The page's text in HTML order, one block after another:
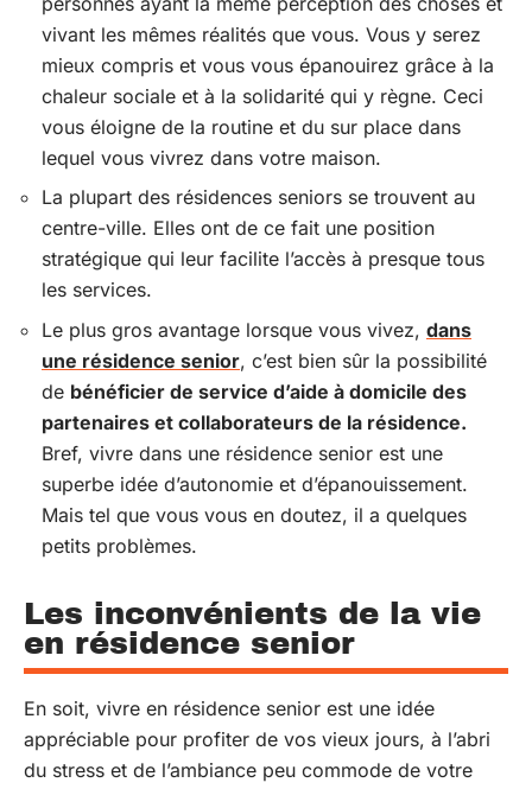
vivant les mêmes réalités que vous. Vous y serez
mieux compris et vous vous épanouirez grâce à la
chaleur sociale et à la solidarité qui y règne. Ceci
vous éloigne de la routine et du sur place dans
lequel vous vivrez dans votre maison.
La plupart des résidences seniors se trouvent au
centre-ville. Elles ont de ce fait une position
stratégique qui leur facilite l’accès à presque tous
les services.
Le plus gros avantage lorsque vous vivez, dans
une résidence senior, c’est bien sûr la possibilité
de bénéficier de service d’aide à domicile des
partenaires et collaborateurs de la résidence.
Bref, vivre dans une résidence senior est une
superbe idée d’autonomie et d’épanouissement.
Mais tel que vous vous en doutez, il a quelques
petits problèmes.
Les inconvénients de la vie
en résidence senior
En soit, vivre en résidence senior est une idée
appréciable pour profiter de vos vieux jours, à l’abri
du stress et de l’ambiance peu commode de votre